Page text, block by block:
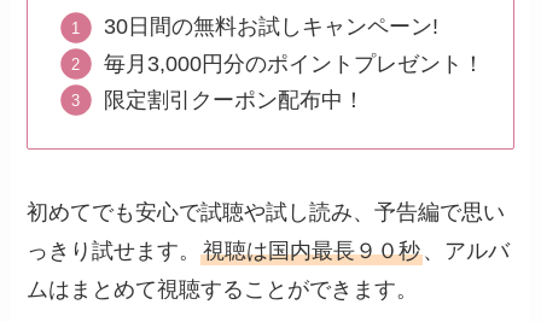
30日間の無料お試しキャンペーン!
毎月3,000円分のポイントプレゼント！
限定割引クーポン配布中！
初めてでも安心で試聴や試し読み、予告編で思い
っきり試せます。視聴は国内最長９０秒、アルバ
ムはまとめて視聴することができます。